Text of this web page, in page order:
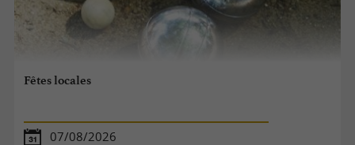
Fêtes locales
07/08/2026